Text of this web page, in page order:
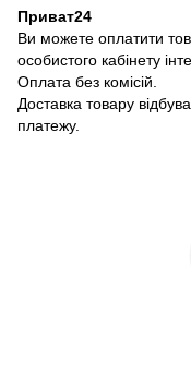
Приват24
Ви можете оплатити
особистого кабінету
Оплата без комісій.
Доставка товару
платежу.